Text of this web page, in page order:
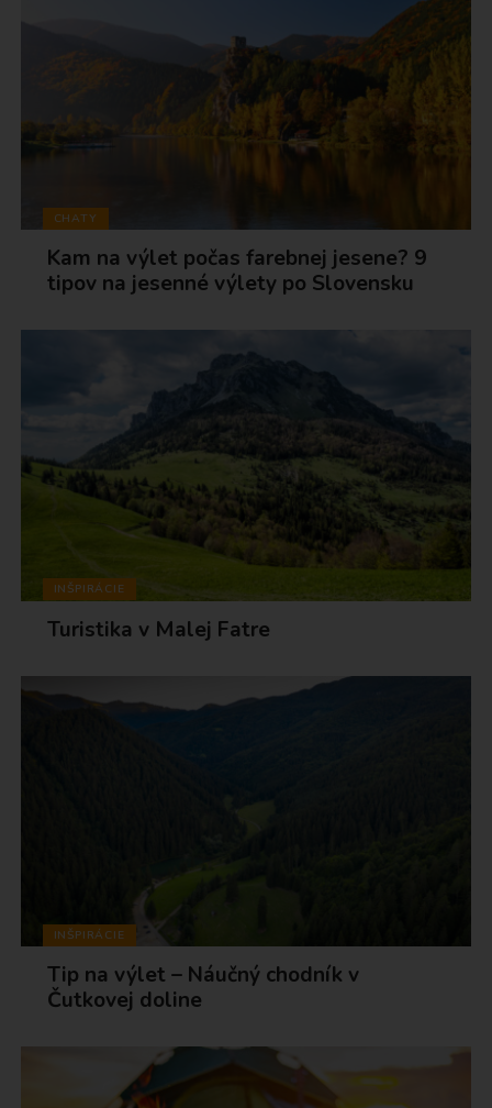
CHATY
Kam na výlet počas farebnej jesene? 9
tipov na jesenné výlety po Slovensku
INŠPIRÁCIE
Turistika v Malej Fatre
INŠPIRÁCIE
Tip na výlet – Náučný chodník v
Čutkovej doline